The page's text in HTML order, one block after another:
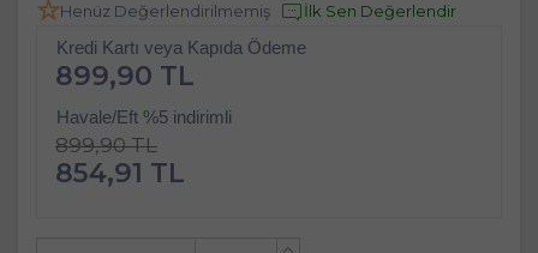
Henüz Değerlendirilmemiş İlk Sen Değerlendir
Kredi Kartı veya Kapıda Ödeme
899,90 TL
Havale/Eft %5 indirimli
899,90 TL
854,91 TL